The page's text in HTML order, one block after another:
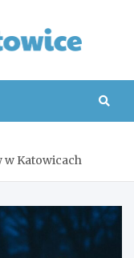
Katowicach